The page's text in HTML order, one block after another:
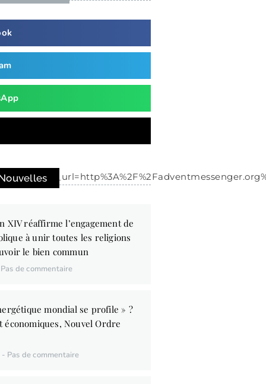
XIV réaffirme l’engagement de
à unir toutes les religions
le bien commun
Pas de commentaire
mondial se profile » ?
économiques, Nouvel Ordre
Pas de commentaire